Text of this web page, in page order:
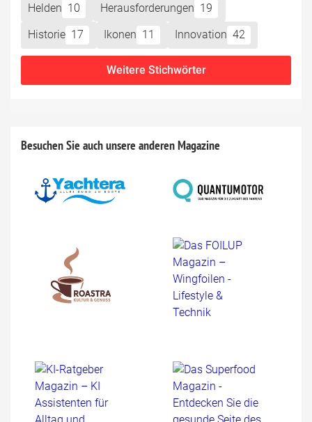
Helden 10 Herausforderungen 19
Historie 17 Ikonen 11 Innovation 42
Weitere Stichwörter
Besuchen Sie auch unsere anderen Magazine